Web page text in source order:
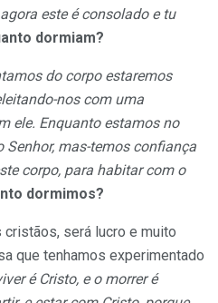
este é consolado e tu
dormiam?
do corpo estaremos
nos com uma
ele. Enquanto estamos no
Senhor, mas-temos confiança
corpo, para habitar com o
dormimos?
cristãos, será lucro e muito
que tenhamos experimentado
é Cristo, e o morrer é